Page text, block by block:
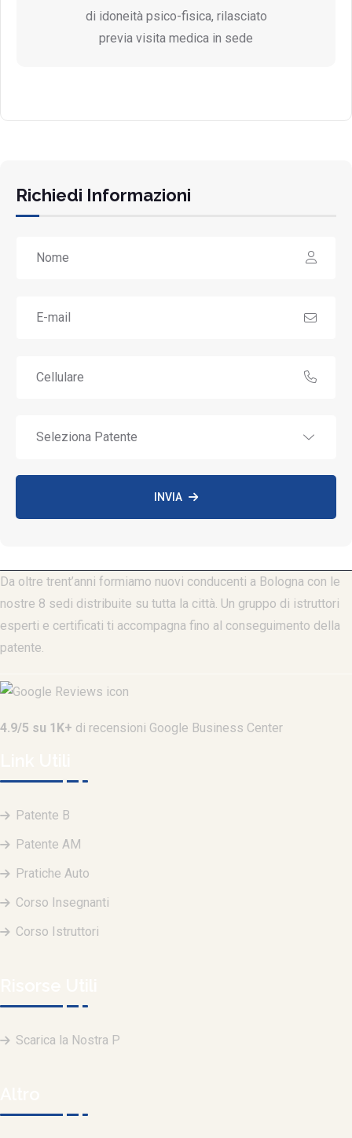
di idoneità psico-fisica, rilasciato
previa visita medica in sede
Richiedi Informazioni
INVIA
Da oltre trent’anni formiamo nuovi conducenti a Bologna con le
nostre 8 sedi distribuite su tutta la città. Un gruppo di istruttori
esperti e certificati ti accompagna fino al conseguimento della
patente.
4.9/5 su 1K+ di recensioni Google Business Center
Patente B
Patente AM
Pratiche Auto
Corso Insegnanti
Corso Istruttori
Scarica la Nostra P